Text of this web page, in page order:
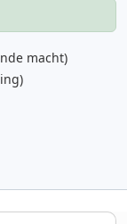
macht)